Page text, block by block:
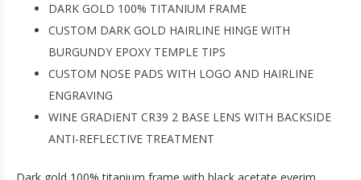
DARK GOLD 100% TITANIUM FRAME
CUSTOM DARK GOLD HAIRLINE HINGE WITH
BURGUNDY EPOXY TEMPLE TIPS
CUSTOM NOSE PADS WITH LOGO AND HAIRLINE
ENGRAVING
WINE GRADIENT CR39 2 BASE LENS WITH BACKSIDE
ANTI-REFLECTIVE TREATMENT